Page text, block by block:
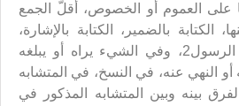
على العموم أو الخصوص، أقلّ الجمع
الكتابة بالضمير، الكتابة بالإشارة،
المجاز والتشبيه، أفعال الرسول2، وفي الشيء يراه أو يبلغه
النهي عنه، في النسخ، في المتشابه
بينه وبين المتشابه المذكور في